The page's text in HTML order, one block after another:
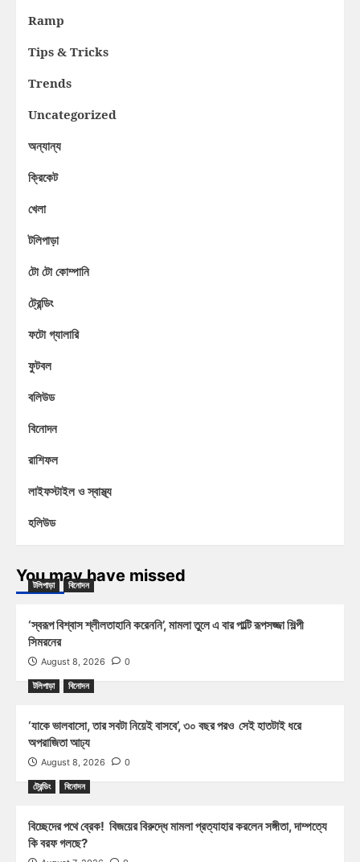
Ramp
Tips & Tricks
Trends
Uncategorized
অন্যান্য
ক্রিকেট
খেলা
টলিপাড়া
টো টো কোম্পানি
ট্রেন্ডিং
ফটো গ্যালারি
ফুটবল
বলিউড
বিনোদন
রাশিফল
লাইফস্টাইল ও স্বাস্থ্য
হলিউড
You may have missed
টলিপাড়া বিনোদন
‘স্বরূপ বিশ্বাস শ্লীলতাহানি করেননি’, মামলা তুলে এ বার পাল্টি রূপসজ্জা শিল্পী
সিমরনের
August 8, 2026 0
টলিপাড়া বিনোদন
‘যাকে ভালবাসো, তার সবটা নিয়েই বাসবে’, ৩০ বছর পরও সেই হাতটাই ধরে
অপরাজিতা আঢ্য
August 8, 2026 0
ট্রেন্ডিং বিনোদন
বিচ্ছেদের পথে ব্রেক! বিজয়ের বিরুদ্ধে মামলা প্রত্যাহার করলেন সঙ্গীতা, দাম্পত্যে
কি বরফ গলছে?